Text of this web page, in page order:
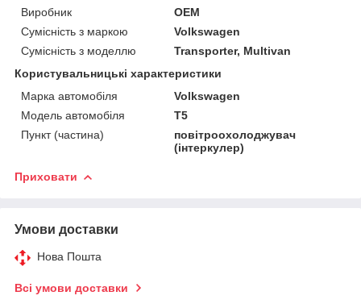
Виробник
OEM
Сумісність з маркою
Volkswagen
Сумісність з моделлю
Transporter, Multivan
Користувальницькі характеристики
Марка автомобіля
Volkswagen
Модель автомобіля
T5
Пункт (частина)
повітроохолоджувач
(інтеркулер)
Приховати
Умови доставки
Нова Пошта
Всі умови доставки